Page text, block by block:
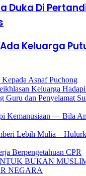
Duka Di
Keluarga